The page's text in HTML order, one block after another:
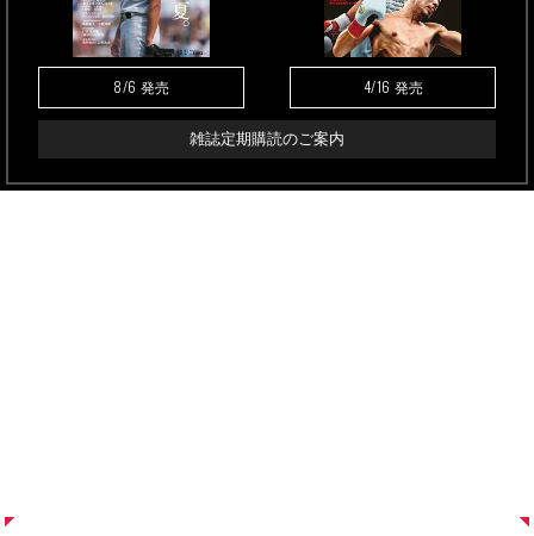
8/6 発売 4/16 発売
雑誌定期購読のご案内